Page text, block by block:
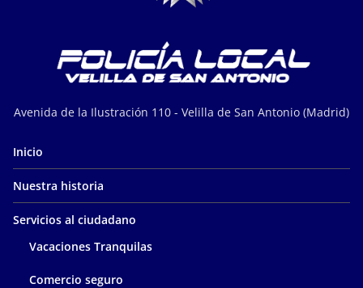
Avenida de la Ilustración 110 - Velilla de San Antonio (Madrid)
Inicio
Nuestra historia
Servicios al ciudadano
Vacaciones Tranquilas
Comercio seguro